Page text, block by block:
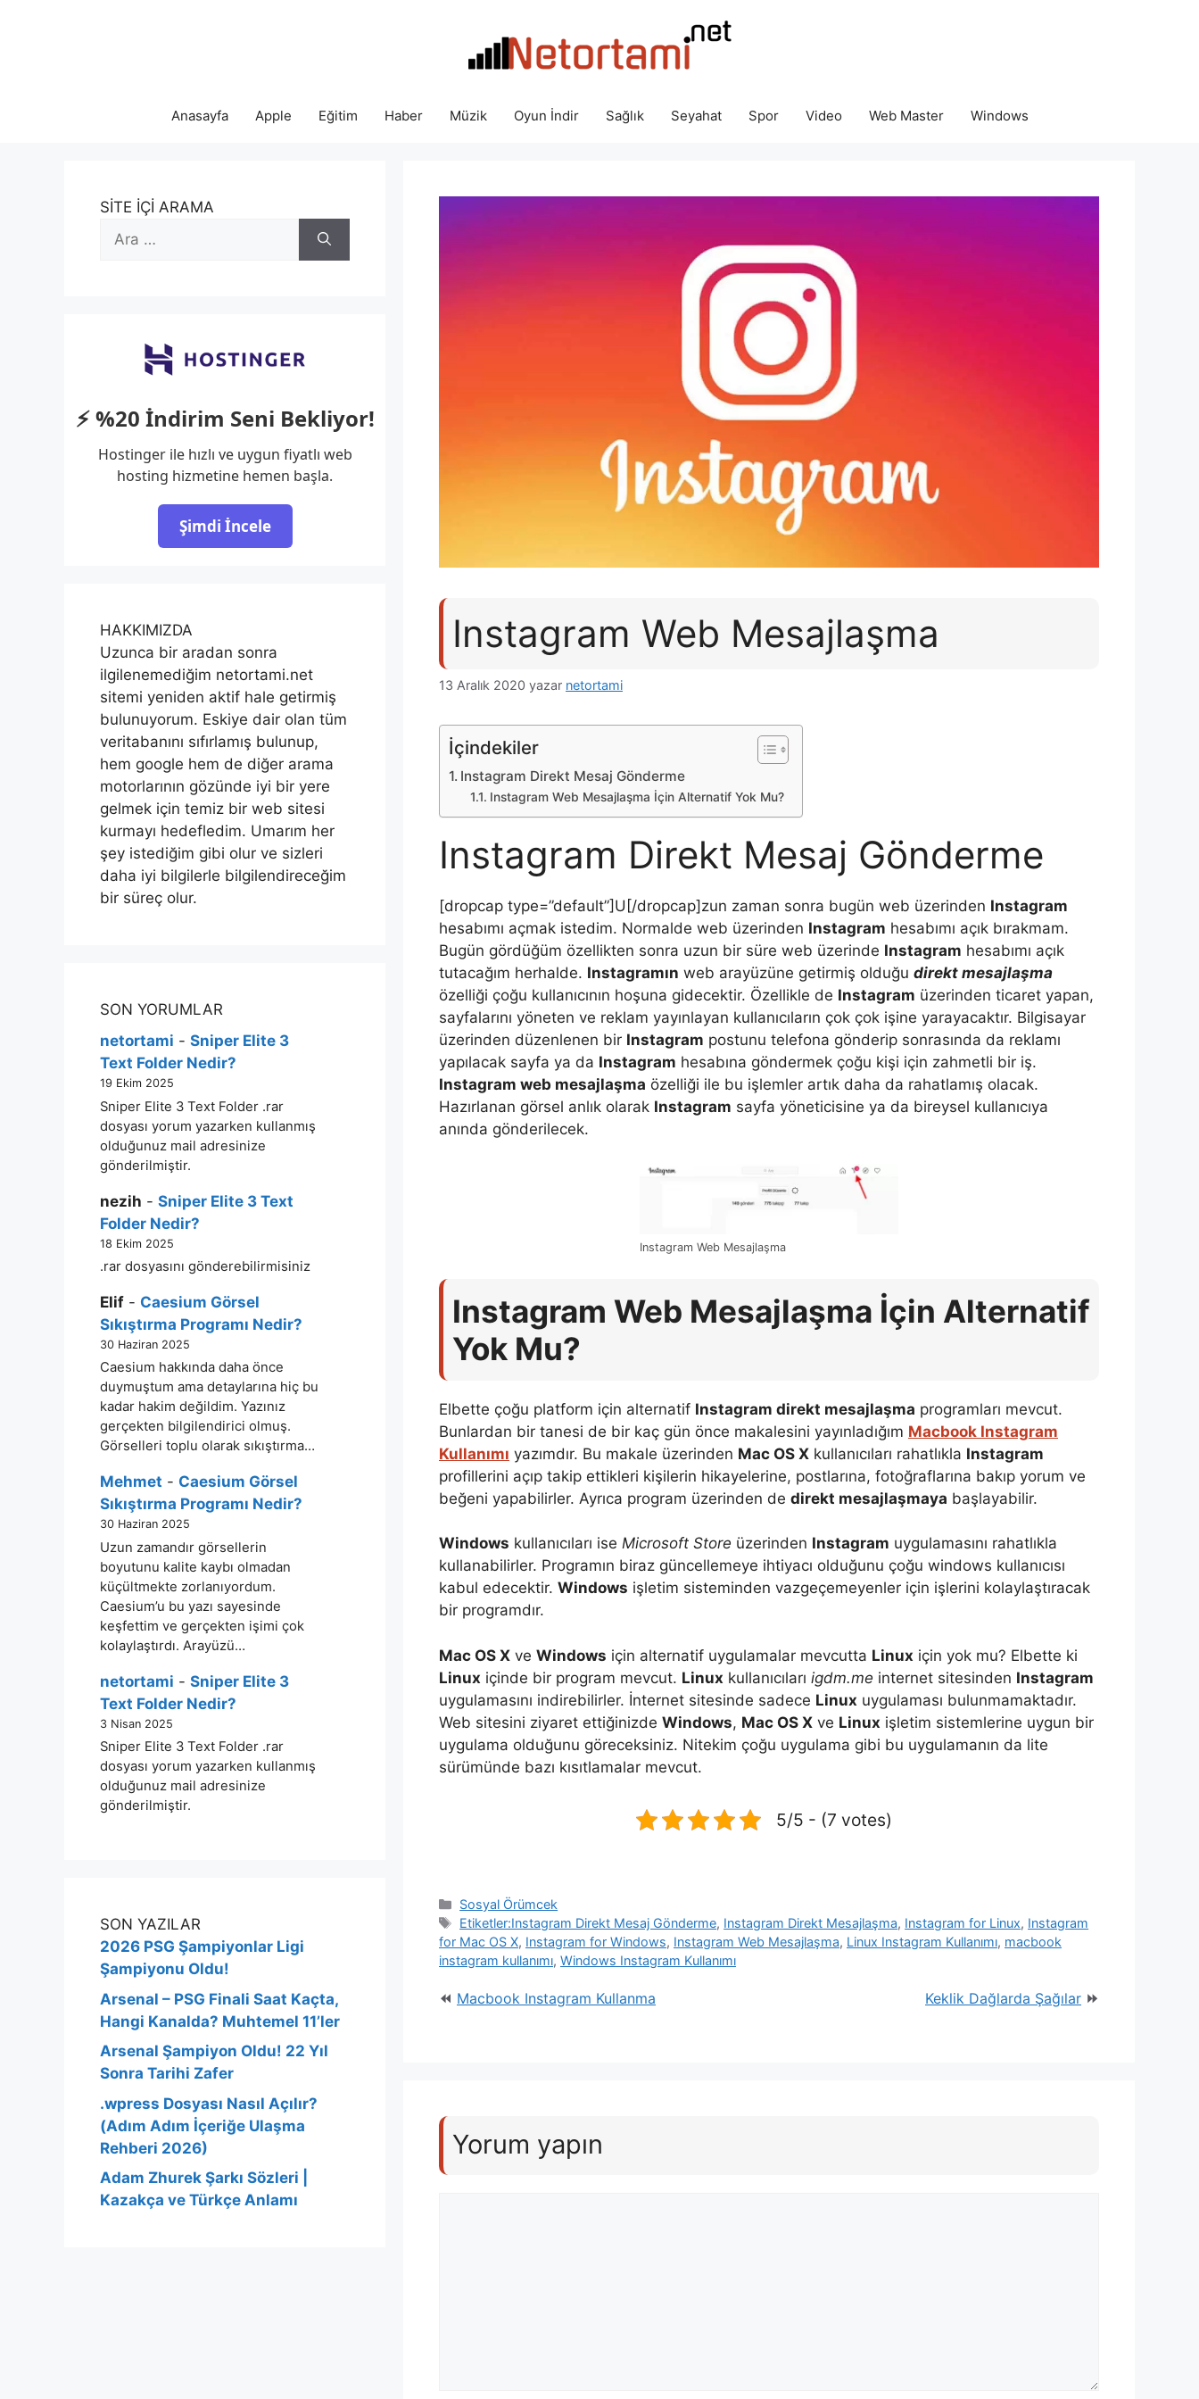
Anasayfa Apple Eğitim Haber Müzik Oyun İndir Sağlık Seyahat Spor Video Web Master Windows
Instagram Web Mesajlaşma
13 Aralık 2020 yazar netortami
İçindekiler
Instagram Direkt Mesaj Gönderme
Instagram Web Mesajlaşma İçin Alternatif Yok Mu?
Instagram Direkt Mesaj Gönderme
[dropcap type=”default”]U[/dropcap]zun zaman sonra bugün web üzerinden Instagram
hesabımı açmak istedim. Normalde web üzerinden Instagram hesabımı açık bırakmam.
Bugün gördüğüm özellikten sonra uzun bir süre web üzerinde Instagram hesabımı açık
tutacağım herhalde. Instagramın web arayüzüne getirmiş olduğu direkt mesajlaşma
özelliği çoğu kullanıcının hoşuna gidecektir. Özellikle de Instagram üzerinden ticaret yapan,
sayfalarını yöneten ve reklam yayınlayan kullanıcıların çok çok işine yarayacaktır. Bilgisayar
üzerinden düzenlenen bir Instagram postunu telefona gönderip sonrasında da reklamı
yapılacak sayfa ya da Instagram hesabına göndermek çoğu kişi için zahmetli bir iş.
Instagram web mesajlaşma özelliği ile bu işlemler artık daha da rahatlamış olacak.
Hazırlanan görsel anlık olarak Instagram sayfa yöneticisine ya da bireysel kullanıcıya
anında gönderilecek.
Instagram Web Mesajlaşma
Instagram Web Mesajlaşma İçin Alternatif
Yok Mu?
Elbette çoğu platform için alternatif Instagram direkt mesajlaşma programları mevcut.
Bunlardan bir tanesi de bir kaç gün önce makalesini yayınladığım Macbook Instagram
Kullanımı yazımdır. Bu makale üzerinden Mac OS X kullanıcıları rahatlıkla Instagram
profillerini açıp takip ettikleri kişilerin hikayelerine, postlarına, fotoğraflarına bakıp yorum ve
beğeni yapabilirler. Ayrıca program üzerinden de direkt mesajlaşmaya başlayabilir.
Windows kullanıcıları ise Microsoft Store üzerinden Instagram uygulamasını rahatlıkla
kullanabilirler. Programın biraz güncellemeye ihtiyacı olduğunu çoğu windows kullanıcısı
kabul edecektir. Windows işletim sisteminden vazgeçemeyenler için işlerini kolaylaştıracak
bir programdır.
Mac OS X ve Windows için alternatif uygulamalar mevcutta Linux için yok mu? Elbette ki
Linux içinde bir program mevcut. Linux kullanıcıları igdm.me internet sitesinden Instagram
uygulamasını indirebilirler. İnternet sitesinde sadece Linux uygulaması bulunmamaktadır.
Web sitesini ziyaret ettiğinizde Windows, Mac OS X ve Linux işletim sistemlerine uygun bir
uygulama olduğunu göreceksiniz. Nitekim çoğu uygulama gibi bu uygulamanın da lite
sürümünde bazı kısıtlamalar mevcut.
5/5 - (7 votes)
Kategoriler
Sosyal Örümcek
Etiketler
Etiketler:Instagram Direkt Mesaj Gönderme, Instagram Direkt Mesajlaşma, Instagram for Linux, Instagram
for Mac OS X, Instagram for Windows, Instagram Web Mesajlaşma, Linux Instagram Kullanımı, macbook
instagram kullanımı, Windows Instagram Kullanımı
Macbook Instagram Kullanma Keklik Dağlarda Şağılar
Yorum yapın
SİTE İÇİ ARAMA
için
⚡ %20 İndirim Seni Bekliyor!
Hostinger ile hızlı ve uygun fiyatlı web
hosting hizmetine hemen başla.
Şimdi İncele
HAKKIMIZDA
Uzunca bir aradan sonra
ilgilenemediğim netortami.net
sitemi yeniden aktif hale getirmiş
bulunuyorum. Eskiye dair olan tüm
veritabanını sıfırlamış bulunup,
hem google hem de diğer arama
motorlarının gözünde iyi bir yere
gelmek için temiz bir web sitesi
kurmayı hedefledim. Umarım her
şey istediğim gibi olur ve sizleri
daha iyi bilgilerle bilgilendireceğim
bir süreç olur.
SON YORUMLAR
netortami - Sniper Elite 3
Text Folder Nedir?
19 Ekim 2025
Sniper Elite 3 Text Folder .rar
dosyası yorum yazarken kullanmış
olduğunuz mail adresinize
gönderilmiştir.
nezih - Sniper Elite 3 Text
Folder Nedir?
18 Ekim 2025
.rar dosyasını gönderebilirmisiniz
Elif - Caesium Görsel
Sıkıştırma Programı Nedir?
30 Haziran 2025
Caesium hakkında daha önce
duymuştum ama detaylarına hiç bu
kadar hakim değildim. Yazınız
gerçekten bilgilendirici olmuş.
Görselleri toplu olarak sıkıştırma…
Mehmet - Caesium Görsel
Sıkıştırma Programı Nedir?
30 Haziran 2025
Uzun zamandır görsellerin
boyutunu kalite kaybı olmadan
küçültmekte zorlanıyordum.
Caesium’u bu yazı sayesinde
keşfettim ve gerçekten işimi çok
kolaylaştırdı. Arayüzü…
netortami - Sniper Elite 3
Text Folder Nedir?
3 Nisan 2025
Sniper Elite 3 Text Folder .rar
dosyası yorum yazarken kullanmış
olduğunuz mail adresinize
gönderilmiştir.
SON YAZILAR
2026 PSG Şampiyonlar Ligi
Şampiyonu Oldu!
Arsenal – PSG Finali Saat Kaçta,
Hangi Kanalda? Muhtemel 11’ler
Arsenal Şampiyon Oldu! 22 Yıl
Sonra Tarihi Zafer
.wpress Dosyası Nasıl Açılır?
(Adım Adım İçeriğe Ulaşma
Rehberi 2026)
Adam Zhurek Şarkı Sözleri |
Kazakça ve Türkçe Anlamı